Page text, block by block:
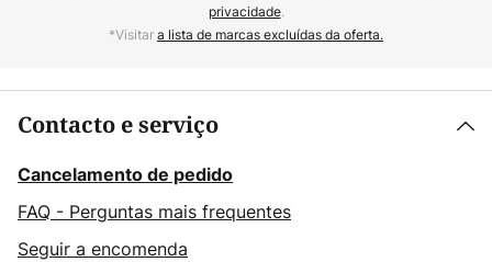
privacidade.
*Visitara lista de marcas excluídas da oferta.
Contacto e serviço
Cancelamento de pedido
FAQ - Perguntas mais frequentes
Seguir a encomenda